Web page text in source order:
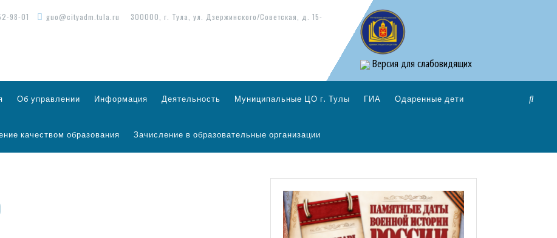
98-01 guo@cityadm.tula.ru
300000, г. Тула, ул. Дзержинского/Советская, д. 15-
Версия для слабовидящих
Об управлении Информация Деятельность Муниципальные ЦО г. Тулы ГИА Одаренные дети
качеством образования Зачисление в образовательные организации